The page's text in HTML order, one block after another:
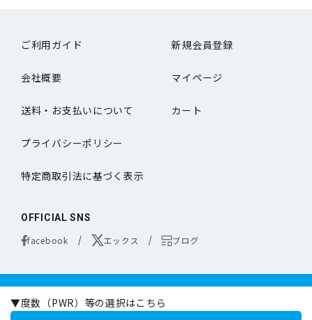
▼度数（PWR）等の選択はこちら
ご利用ガイド 新規会員登録
会社概要 マイページ
送料・お支払いについて カート
プライバシーポリシー
特定商取引法に基づく表示
OFFICIAL SNS
facebook エックス ブログ
お買い求めの際は必ず医師の処方に基づきお選びください。